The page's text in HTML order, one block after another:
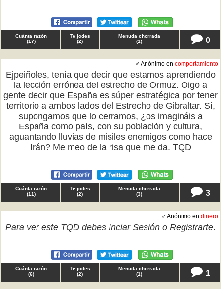
Cuánta razón
(17)
Te jodes
(2)
Menuda chorrada
(1) 0
♂ Anónimo en comportamiento
Ejpeiñoles, tenía que decir que estamos aprendiendo
la lección errónea del estrecho de Ormuz. Oigo a
gente decir que España es súper estratégica por tener
territorio a ambos lados del Estrecho de Gibraltar. Sí,
supongamos que lo cerramos, ¿os imagináis a
España como país, con su población y cultura,
aguantando lluvias de misiles enemigos como hace
Irán? Me meo de la risa que me da. TQD
Cuánta razón
(11)
Te jodes
(2)
Menuda chorrada
(3) 3
♂ Anónimo en dinero
Para ver este TQD debes Inciar Sesión o Registrarte.
Cuánta razón
(6)
Te jodes
(2)
Menuda chorrada
(1) 1